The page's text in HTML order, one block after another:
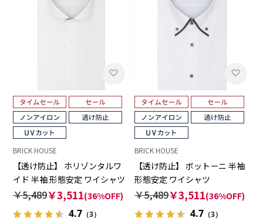
BRICK HOUSE
【透け防止】 ホリゾンタルワ
イド 半袖 形態安定 ワイシャツ
￥5,489￥3,511(36%OFF)
4.7（3）
BRICK HOUSE
【透け防止】 ボットーニ 半袖
形態安定 ワイシャツ
￥5,489￥3,511(36%OFF)
4.7 （3）